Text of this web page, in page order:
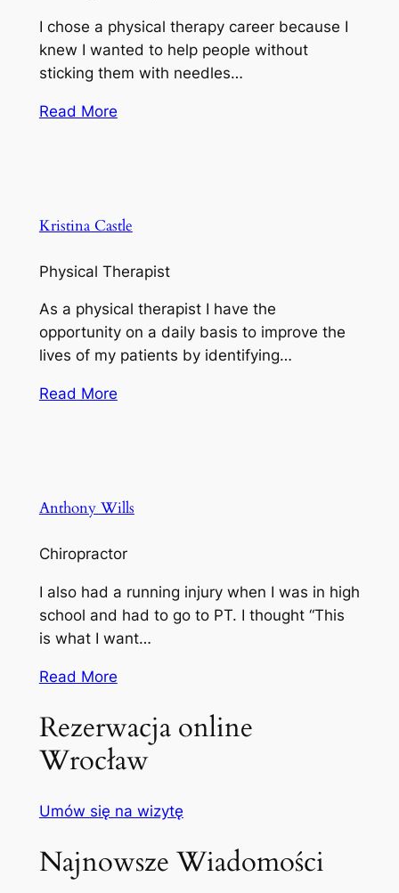
I chose a physical therapy career because I
knew I wanted to help people without
sticking them with needles…
Read More
Kristina Castle
Physical Therapist
As a physical therapist I have the
opportunity on a daily basis to improve the
lives of my patients by identifying…
Read More
Anthony Wills
Chiropractor
I also had a running injury when I was in high
school and had to go to PT. I thought “This
is what I want…
Read More
Rezerwacja online
Wrocław
Umów się na wizytę
Najnowsze Wiadomości